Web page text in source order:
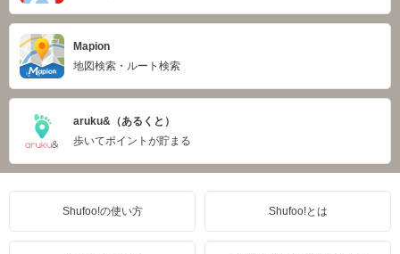
Mapion
地図検索・ルート検索
aruku&（あるくと）
歩いてポイントが貯まる
Shufoo!の使い方 Shufoo!とは